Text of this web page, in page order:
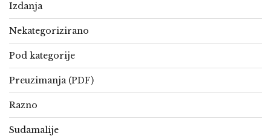
Izdanja
Nekategorizirano
Pod kategorije
Preuzimanja (PDF)
Razno
Sudamalije